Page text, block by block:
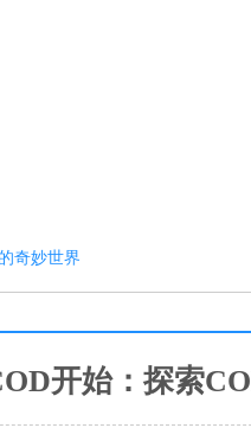
奇妙世界
开始：探索